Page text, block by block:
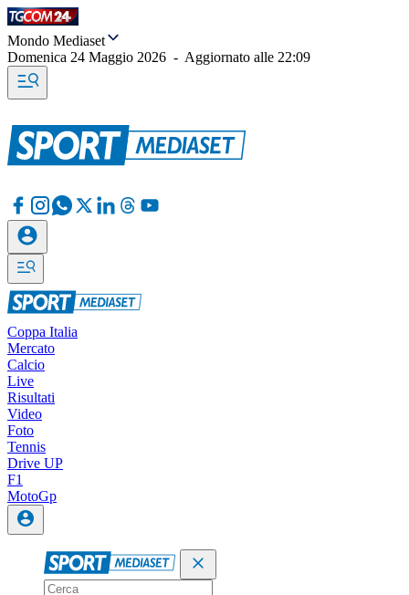
Mondo Mediaset
Domenica 24 Maggio 2026 - Aggiornato alle 22:09
Coppa Italia
Mercato
Calcio
Live
Risultati
Video
Foto
Tennis
Drive UP
F1
MotoGp